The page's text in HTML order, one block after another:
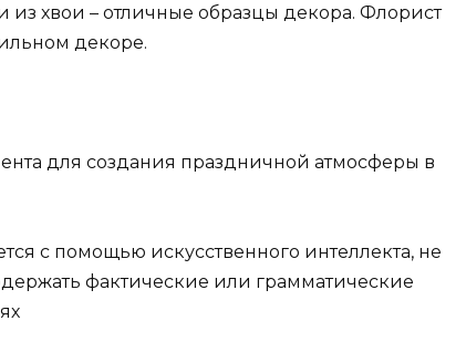
хвои – отличные образцы декора. Флорист
декоре.
с помощью искусственного интеллекта, не
фактические или грамматические